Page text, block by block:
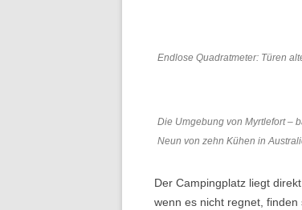
Endlose Quadratmeter: Türen
Die Umgebung von Myrtlefort –
Neun von zehn Kühen in
Der Campingplatz liegt
wenn es nicht regnet,